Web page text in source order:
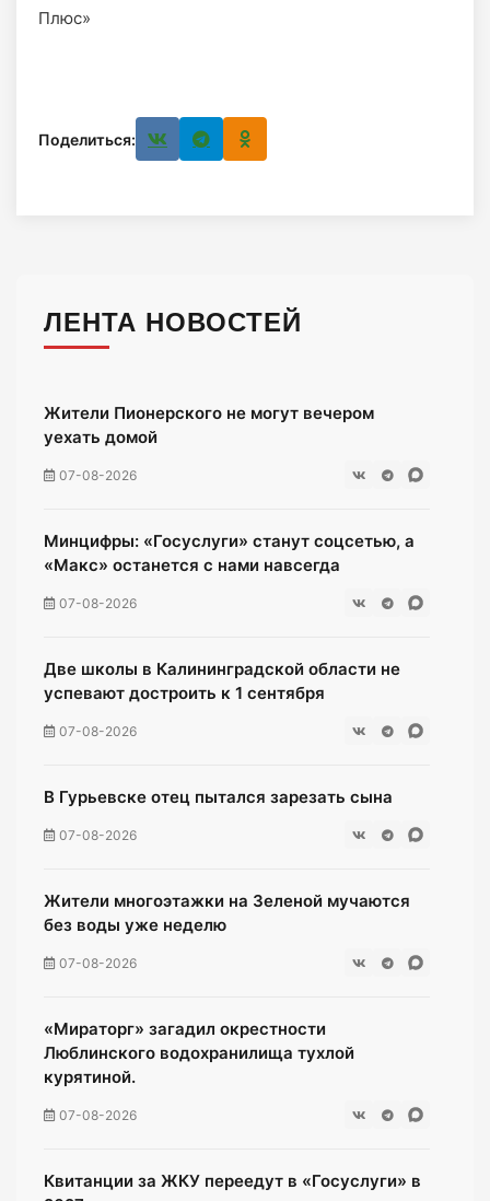
Плюс»
Поделиться:
ЛЕНТА НОВОСТЕЙ
Жители Пионерского не могут вечером
уехать домой
07-08-2026
Минцифры: «Госуслуги» станут соцсетью, а
«Макс» останется с нами навсегда
07-08-2026
Две школы в Калининградской области не
успевают достроить к 1 сентября
07-08-2026
В Гурьевске отец пытался зарезать сына
07-08-2026
Жители многоэтажки на Зеленой мучаются
без воды уже неделю
07-08-2026
«Мираторг» загадил окрестности
Люблинского водохранилища тухлой
курятиной.
07-08-2026
Квитанции за ЖКУ переедут в «Госуслуги» в